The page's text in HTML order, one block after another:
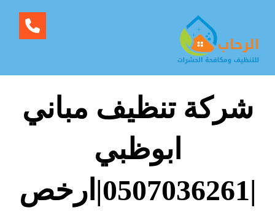
شركة تنظيف مباني
ابوظبي
|0507036261|ارخص